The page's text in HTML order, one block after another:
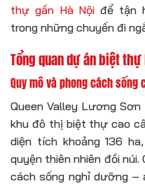
thự gần Hà Nội để tận
trong những chuyến đi
Tổng quan dự án biệt thự
Quy mô và phong cách sống
Queen Valley Lương
khu đô thị biệt thự cao
diện tích khoảng 136
quyện thiên nhiên đồi
cách sống nghỉ dưỡng